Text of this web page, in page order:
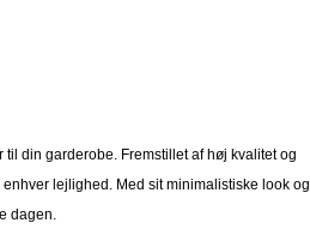
din garderobe. Fremstillet af høj kvalitet og
lejlighed. Med sit minimalistiske look og
dagen.